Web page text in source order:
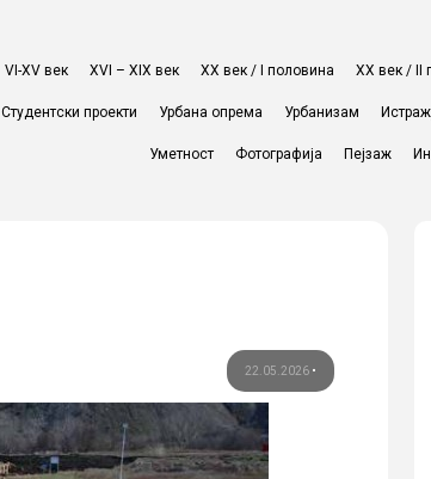
VI-XV век XVI – XIX век ХХ век / I половина ХХ век / II
Студентски проекти Урбана опрема Урбанизам
Уметност Фотографија Пејзаж
22.05.2026•